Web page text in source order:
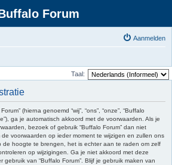
Forum
Aanmelden
Taal:
(hierna genoemd “wij”, “ons”, “onze”, “Buffalo
ga je automatisch akkoord met de voorwaarden. Als je
bezoek of gebruik “Buffalo Forum” dan niet
voorwaarden op ieder moment te wijzigen en zullen ons
de hoogte te brengen, het is echter aan te raden om zelf
op wijzigingen. Ga je niet akkoord met deze
gebruik van “Buffalo Forum”. Blijf je gebruik maken van